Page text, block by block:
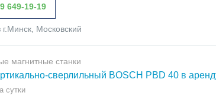
649-19-19
г.Минск, Московский
магнитные станки
сверлильный BOSCH PBD 40 в
сутки